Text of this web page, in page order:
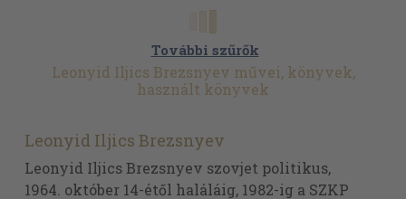
További szűrők
Leonyid Iljics Brezsnyev művei, könyvek,
használt könyvek
Leonyid Iljics Brezsnyev
Leonyid Iljics Brezsnyev szovjet politikus,
1964. október 14-étől haláláig, 1982-ig a SZKP